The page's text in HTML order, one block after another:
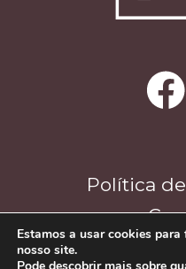
Política
Estamos a usar cookies
nosso site.